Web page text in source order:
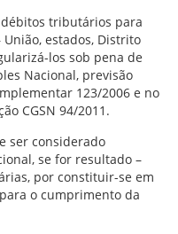
débitos tributários para
estados, Distrito
los sob pena de
Nacional, previsão
123/2006 e no
CGSN 94/2011.
ser considerado
se for resultado –
por constituir-se em
o cumprimento da